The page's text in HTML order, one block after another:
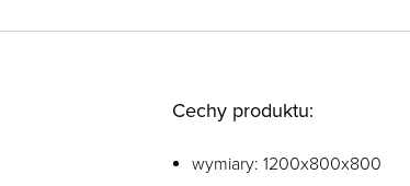
Cechy produktu:
wymiary: 1200x800x800